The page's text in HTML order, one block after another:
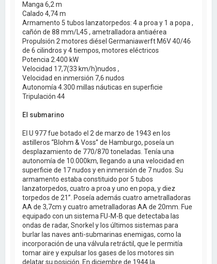
Manga 6,2 m
Calado 4,74 m
Armamento 5 tubos lanzatorpedos: 4 a proa y 1 a popa ,
cañón de 88 mm/L45 , ametralladora antiaérea
Propulsión 2 motores diésel Germaniawerft M6V 40/46
de 6 cilindros y 4 tiempos, motores eléctricos
Potencia 2.400 kW
Velocidad 17,7(33 km/h)nudos ,
Velocidad en inmersión 7,6 nudos
Autonomía 4.300 millas náuticas en superficie
Tripulación 44
El submarino
El U 977 fue botado el 2 de marzo de 1943 en los
astilleros “Blohm & Voss” de Hamburgo, poseía un
desplazamiento de 770/870 toneladas. Tenía una
autonomía de 10.000km, llegando a una velocidad en
superficie de 17 nudos y en inmersión de 7 nudos. Su
armamento estaba constituido por 5 tubos
lanzatorpedos, cuatro a proa y uno en popa, y diez
torpedos de 21”. Poseía además cuatro ametralladoras
AA de 3,7cm y cuatro ametralladoras AA de 20mm. Fue
equipado con un sistema FU-M-B que detectaba las
ondas de radar, Snorkel y los últimos sistemas para
burlar las naves anti-submarinas enemigas, como la
incorporación de una válvula retráctil, que le permitía
tomar aire y expulsar los gases de los motores sin
delatar su posición. En diciembre de 1944 la